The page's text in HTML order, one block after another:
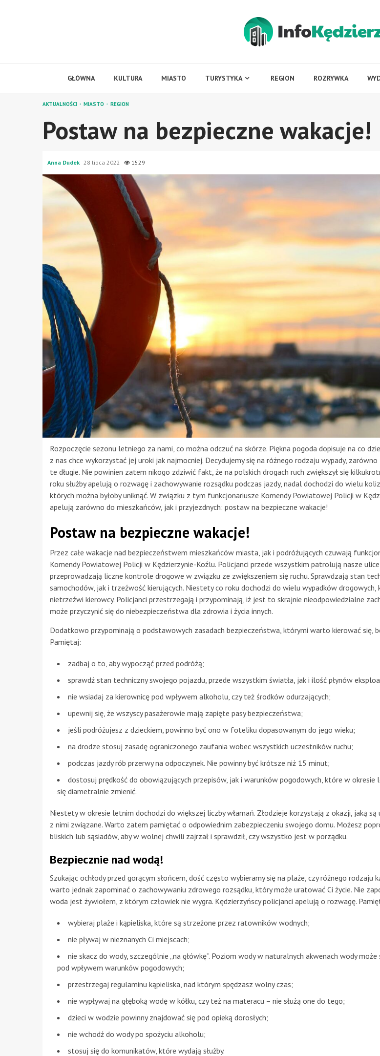
GŁÓWNA KULTURA MIASTO TURYSTYKA REGION ROZRYWKA
AKTUALNOŚCI MIASTO REGION
Postaw na bezpieczne wakacje!
Anna Dudek 28 lipca 2022 1529
Rozpoczęcie sezonu letniego za nami, co można odczuć na skórze. Piękna pogoda dopisuje na co
z nas chce wykorzystać jej uroki jak najmocniej. Decydujemy się na różnego rodzaju wypady,
te długie. Nie powinien zatem nikogo zdziwić fakt, że na polskich drogach ruch zwiększył się
roku służby apelują o rozwagę i zachowywanie rozsądku podczas jazdy, nadal dochodzi do wielu
których można byłoby uniknąć. W związku z tym funkcjonariusze Komendy Powiatowej Policji w
apelują zarówno do mieszkańców, jak i przyjezdnych: postaw na bezpieczne wakacje!
Postaw na bezpieczne wakacje!
Przez całe wakacje nad bezpieczeństwem mieszkańców miasta, jak i podróżujących czuwają
Komendy Powiatowej Policji w Kędzierzynie-Koźlu. Policjanci przede wszystkim patrolują nasze
przeprowadzają liczne kontrole drogowe w związku ze zwiększeniem się ruchu. Sprawdzają stan
samochodów, jak i trzeźwość kierujących. Niestety co roku dochodzi do wielu wypadków
nietrzeźwi kierowcy. Policjanci przestrzegają i przypominają, iż jest to skrajnie nieodpowiedzialne
może przyczynić się do niebezpieczeństwa dla zdrowia i życia innych.
Dodatkowo przypominają o podstawowych zasadach bezpieczeństwa, którymi warto kierować się,
Pamiętaj:
zadbaj o to, aby wypocząć przed podróżą;
sprawdź stan techniczny swojego pojazdu, przede wszystkim światła, jak i ilość płynów
nie wsiadaj za kierownicę pod wpływem alkoholu, czy też środków odurzających;
upewnij się, że wszyscy pasażerowie mają zapięte pasy bezpieczeństwa;
jeśli podróżujesz z dzieckiem, powinno być ono w foteliku dopasowanym do jego wieku;
na drodze stosuj zasadę ograniczonego zaufania wobec wszystkich uczestników ruchu;
podczas jazdy rób przerwy na odpoczynek. Nie powinny być krótsze niż 15 minut;
dostosuj prędkość do obowiązujących przepisów, jak i warunków pogodowych, które w
się diametralnie zmienić.
Niestety w okresie letnim dochodzi do większej liczby włamań. Złodzieje korzystają z okazji, jaką są
z nimi związane. Warto zatem pamiętać o odpowiednim zabezpieczeniu swojego domu. Możesz
bliskich lub sąsiadów, aby w wolnej chwili zajrzał i sprawdził, czy wszystko jest w porządku.
Bezpiecznie nad wodą!
Szukając ochłody przed gorącym słońcem, dość często wybieramy się na plaże, czy różnego rodzaju
warto jednak zapominać o zachowywaniu zdrowego rozsądku, który może uratować Ci życie. Nie
woda jest żywiołem, z którym człowiek nie wygra. Kędzierzyńscy policjanci apelują o rozwagę.
wybieraj plaże i kąpieliska, które są strzeżone przez ratowników wodnych;
nie pływaj w nieznanych Ci miejscach;
nie skacz do wody, szczególnie „na główkę”. Poziom wody w naturalnych akwenach wody może
pod wpływem warunków pogodowych;
przestrzegaj regulaminu kąpieliska, nad którym spędzasz wolny czas;
nie wypływaj na głęboką wodę w kółku, czy też na materacu – nie służą one do tego;
dzieci w wodzie powinny znajdować się pod opieką dorosłych;
nie wchodź do wody po spożyciu alkoholu;
stosuj się do komunikatów, które wydają służby.